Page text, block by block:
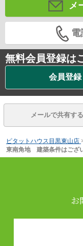
メ
無料会員登録は
会員登録
メールで共有する
ピタットハウス目黒東山店
東南角地 建築条件はござ
お